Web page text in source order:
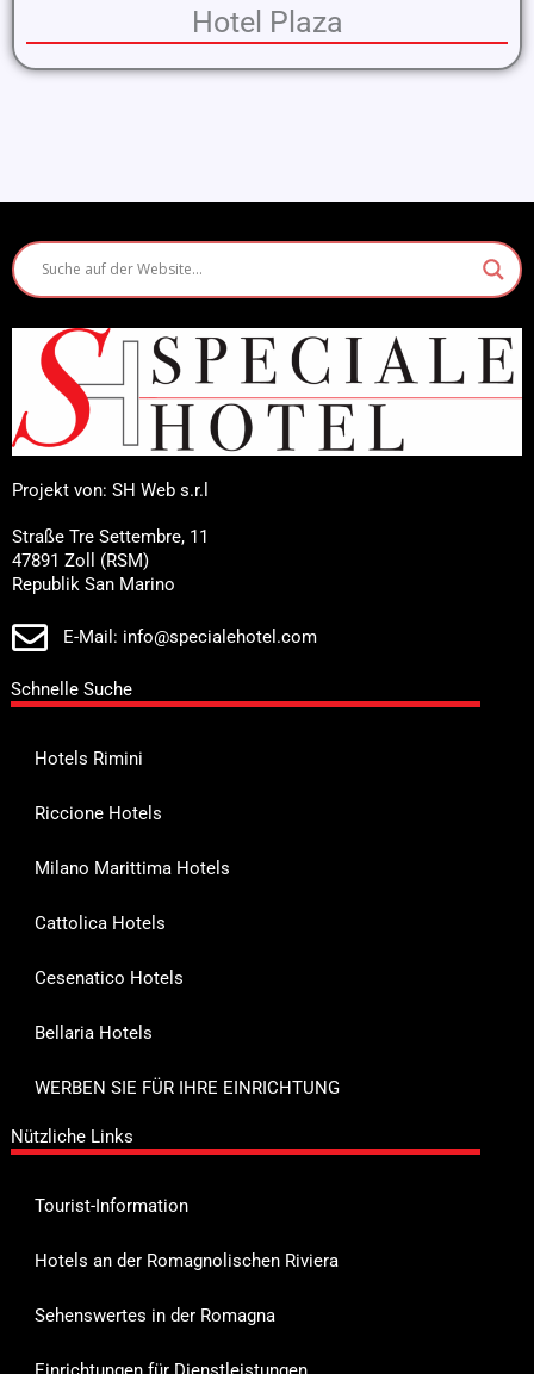
Hotel Plaza
Projekt von: SH Web s.r.l
Straße Tre Settembre, 11
47891 Zoll (RSM)
Republik San Marino
E-Mail: info@specialehotel.com
Schnelle Suche
Hotels Rimini
Riccione Hotels
Milano Marittima Hotels
Cattolica Hotels
Cesenatico Hotels
Bellaria Hotels
WERBEN SIE FÜR IHRE EINRICHTUNG
Nützliche Links
Tourist-Information
Hotels an der Romagnolischen Riviera
Sehenswertes in der Romagna